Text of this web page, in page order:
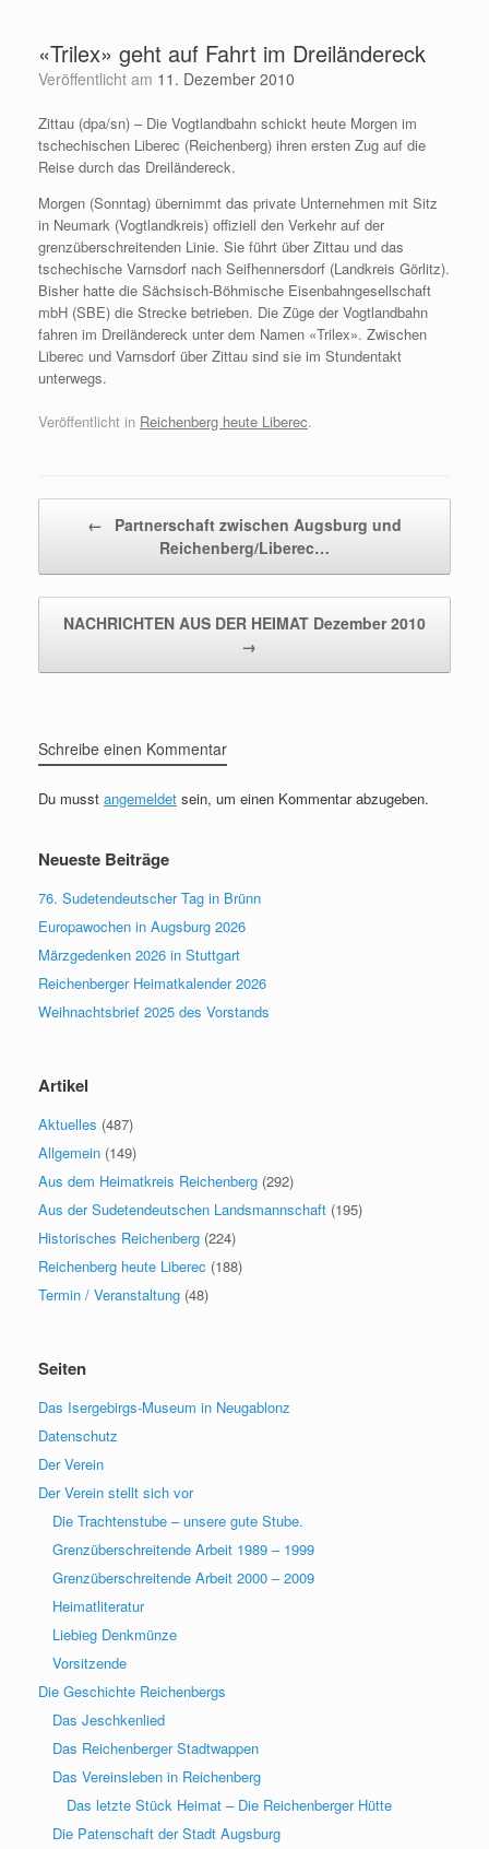
springen«Trilex» geht auf Fahrt im Dreiländereck
Veröffentlicht am 11. Dezember 2010
Zittau (dpa/sn) – Die Vogtlandbahn schickt heute Morgen im
tschechischen Liberec (Reichenberg) ihren ersten Zug auf die
Reise durch das Dreiländereck.
Morgen (Sonntag) übernimmt das private Unternehmen mit Sitz
in Neumark (Vogtlandkreis) offiziell den Verkehr auf der
grenzüberschreitenden Linie. Sie führt über Zittau und das
tschechische Varnsdorf nach Seifhennersdorf (Landkreis Görlitz).
Bisher hatte die Sächsisch-Böhmische Eisenbahngesellschaft
mbH (SBE) die Strecke betrieben. Die Züge der Vogtlandbahn
fahren im Dreiländereck unter dem Namen «Trilex». Zwischen
Liberec und Varnsdorf über Zittau sind sie im Stundentakt
unterwegs.
Veröffentlicht in Reichenberg heute Liberec.
←
Partnerschaft zwischen Augsburg und
Reichenberg/Liberec…
NACHRICHTEN AUS DER HEIMAT Dezember 2010
→
Schreibe einen Kommentar
Du musst angemeldet sein, um einen Kommentar abzugeben.
Neueste Beiträge
76. Sudetendeutscher Tag in Brünn
Europawochen in Augsburg 2026
Märzgedenken 2026 in Stuttgart
Reichenberger Heimatkalender 2026
Weihnachtsbrief 2025 des Vorstands
Artikel
Aktuelles (487)
Allgemein (149)
Aus dem Heimatkreis Reichenberg (292)
Aus der Sudetendeutschen Landsmannschaft (195)
Historisches Reichenberg (224)
Reichenberg heute Liberec (188)
Termin / Veranstaltung (48)
Seiten
Das Isergebirgs-Museum in Neugablonz
Datenschutz
Der Verein
Der Verein stellt sich vor
Die Trachtenstube – unsere gute Stube.
Grenzüberschreitende Arbeit 1989 – 1999
Grenzüberschreitende Arbeit 2000 – 2009
Heimatliteratur
Liebieg Denkmünze
Vorsitzende
Die Geschichte Reichenbergs
Das Jeschkenlied
Das Reichenberger Stadtwappen
Das Vereinsleben in Reichenberg
Das letzte Stück Heimat – Die Reichenberger Hütte
Die Patenschaft der Stadt Augsburg